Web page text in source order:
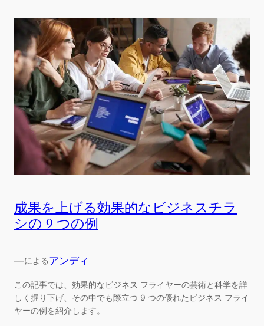
成果を上げる効果的なビジネスチラ
シの 9 つの例
—によるアンディ
この記事では、効果的なビジネス フライヤーの芸術と科学を詳
しく掘り下げ、その中でも際立つ 9 つの優れたビジネス フライ
ヤーの例を紹介します。